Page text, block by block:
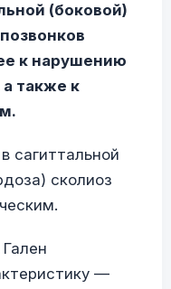
(боковой)
к нарушению
также к
сагиттальной
сколиоз
—